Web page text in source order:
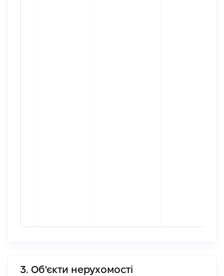
3. Об'єкти нерухомості